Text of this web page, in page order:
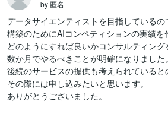
by 匿名
データサイエンティストを目指している
構築のためにAIコンペティションの実績を
どのようにすれば良いかコンサルティング
数か月でやるべきことが明確になりました。
後続のサービスの提供も考えられていると
その際には申し込みたいと思います。
ありがとうございました。